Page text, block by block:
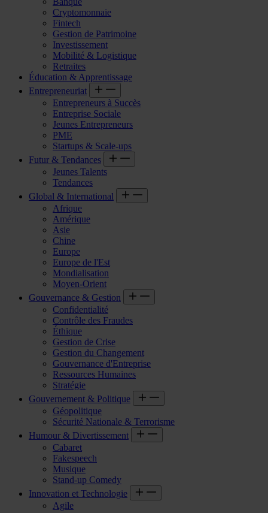
Cryptomonnaie
Fintech
Gestion de Patrimoine
Investissement
Mobilité & Logistique
Retraites
Éducation & Apprentissage
Entrepreneuriat
Entrepreneurs à Succès
Entreprise Sociale
Jeunes Entrepreneurs
PME
Startups & Scale-ups
Futur & Tendances
Jeunes Talents
Tendances
Global & International
Afrique
Amérique
Asie
Chine
Europe
Europe de l'Est
Mondialisation
Moyen-Orient
Gouvernance & Gestion
Confidentialité
Contrôle des Fraudes
Éthique
Gestion de Crise
Gestion du Changement
Gouvernance d'Entreprise
Ressources Humaines
Stratégie
Gouvernement & Politique
Géopolitique
Sécurité Nationale & Terrorisme
Humour & Divertissement
Cabaret
Fakespeech
Musique
Stand-up Comedy
Innovation et Technologie
Agile